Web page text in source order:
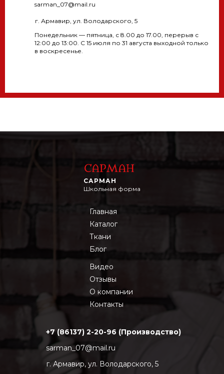
sarman_07@mail.ru
г. Армавир, ул. Володарского, 5
Понедельник — пятница, с 8.00 до 17.00, перерыв с
12:00 до 13:00. С 15 июля по 31 августа выходной только
в воскресенье.
САРМАН
Школьная форма
Главная
Каталог
Ткани
Блог
Видео
Отзывы
О компании
Контакты
+7 (86137) 2-20-96 (Производство)
sarman_07@mail.ru
г. Армавир, ул. Володарского, 5